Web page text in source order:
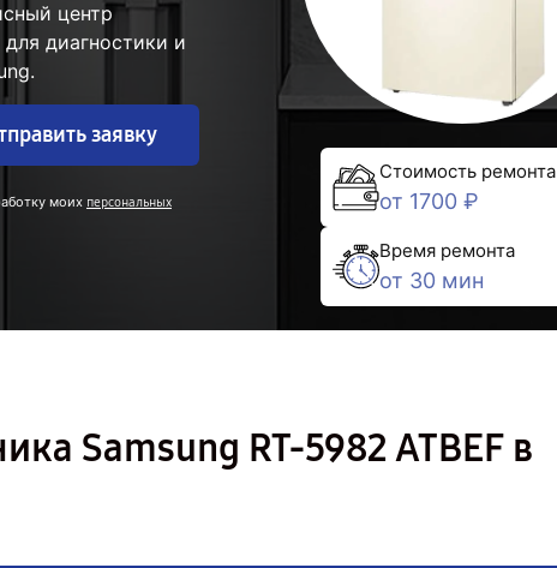
центр
диагностики и
заявку
моих персональных
Стоимость ремонта
от 1700 ₽
Время ремонта
от 30 мин
Samsung RT-5982 ATBEF в